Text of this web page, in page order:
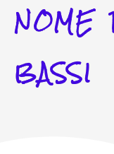
NOME
BASSI